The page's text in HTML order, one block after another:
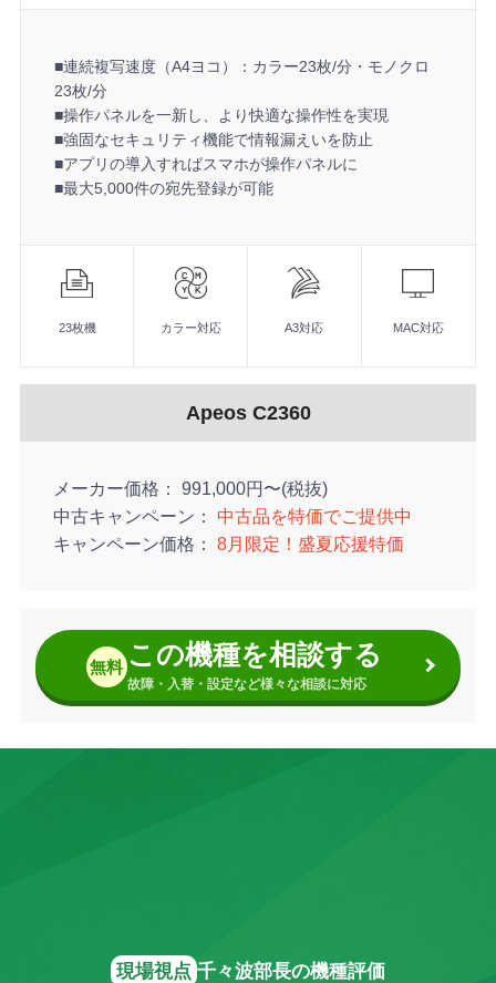
■連続複写速度（A4ヨコ）：カラー23枚/分・モノクロ
23枚/分
■操作パネルを一新し、より快適な操作性を実現
■強固なセキュリティ機能で情報漏えいを防止
■アプリの導入すればスマホが操作パネルに
■最大5,000件の宛先登録が可能
■連続複写速度（A4ヨコ）：カラー23枚/分・モノクロ23枚/分
■操作パネルを一新し、より快適な操作性を実現
■アプリの導入すればスマホが操作パネルに
23枚機 カラー対応 A3対応 MAC対応
Apeos C2360
メーカー価格
991,000円〜(税抜)
中古キャンペーン
中古品を特価でご提供中
キャンペーン価格
8月限定！盛夏応援特価
無料 この機種を相談する
故障・入替・設定など様々な相談に対応
現場視点 千々波部長の機種評価